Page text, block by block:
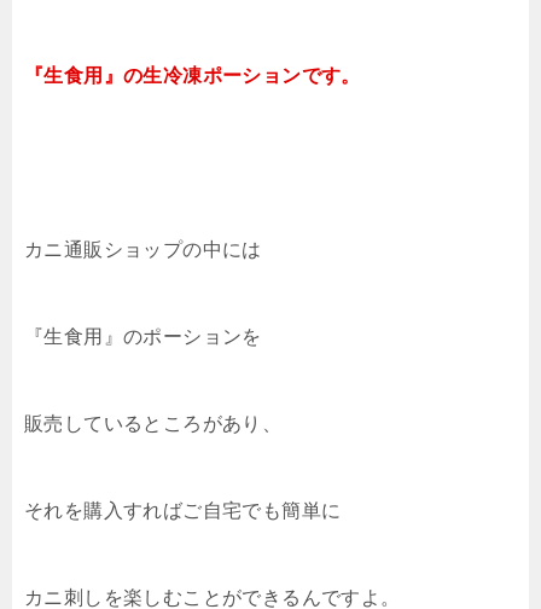
『生食用』の生冷凍ポーションです。
カニ通販ショップの中には
『生食用』のポーションを
販売しているところがあり、
それを購入すればご自宅でも簡単に
カニ刺しを楽しむことができるんですよ。